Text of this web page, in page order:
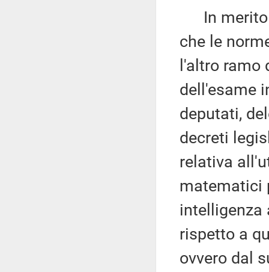
In merito
che le
l'altro ramo
dell'esame
deputati,
decreti
relativa
matematici
intelligenza
rispetto a
ovvero dal